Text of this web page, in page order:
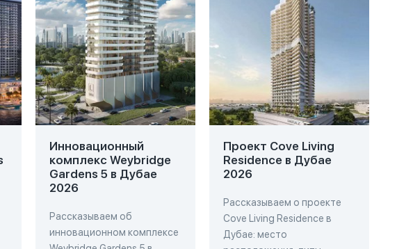
Инновационный
комплекс Weybridge
Gardens 5 в Дубае
2026
Рассказываем об
инновационном комплексе
Проект Cove Living
Residence в Дубае
2026
Рассказываем о проекте
Cove Living Residence в
Дубае: место